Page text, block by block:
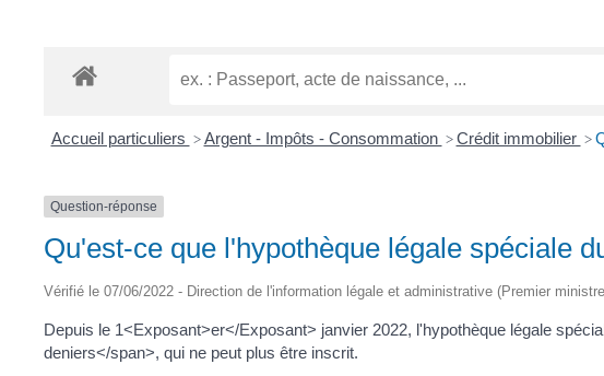
Accueil particuliers > Argent - Impôts - Consommation > Crédit immobilier >
Question-réponse
Qu'est-ce que l'hypothèque légale spéciale
Vérifié le 07/06/2022 - Direction de l'information légale et administrative (Premier
Depuis le 1<Exposant>er</Exposant> janvier 2022, l'hypothèque légale
deniers</span>, qui ne peut plus être inscrit.